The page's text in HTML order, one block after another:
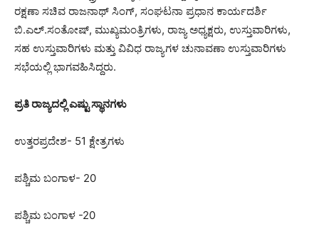
ರಕ್ಷಣಾ ಸಚಿವ ರಾಜನಾಥ್ ಸಿಂಗ್, ಸಂಘಟನಾ ಪ್ರಧಾನ ಕಾರ್ಯದರ್ಶಿ
ಬಿ.ಎಲ್.ಸಂತೋಷ್, ಮುಖ್ಯಮಂತ್ರಿಗಳು, ರಾಜ್ಯ ಅಧ್ಯಕ್ಷರು, ಉಸ್ತುವಾರಿಗಳು,
ಸಹ ಉಸ್ತುವಾರಿಗಳು ಮತ್ತು ವಿವಿಧ ರಾಜ್ಯಗಳ ಚುನಾವಣಾ ಉಸ್ತುವಾರಿಗಳು
ಸಭೆಯಲ್ಲಿ ಭಾಗವಹಿಸಿದ್ದರು.
ಪ್ರತಿ ರಾಜ್ಯದಲ್ಲಿ ಎಷ್ಟು ಸ್ಥಾನಗಳು
ಉತ್ತರಪ್ರದೇಶ- 51 ಕ್ಷೇತ್ರಗಳು
ಪಶ್ಚಿಮ ಬಂಗಾಳ- 20
ಪಶ್ಚಿಮ ಬಂಗಾಳ -20